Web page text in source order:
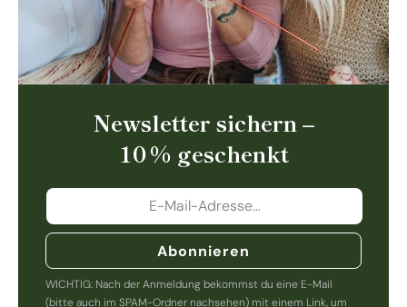
Newsletter sichern –
10 % geschenkt
Abonnieren
WICHTIG: Nach der Anmeldung bekommst du eine E-Mail
(bitte auch im SPAM-Ordner nachsehen) mit einem Link, um